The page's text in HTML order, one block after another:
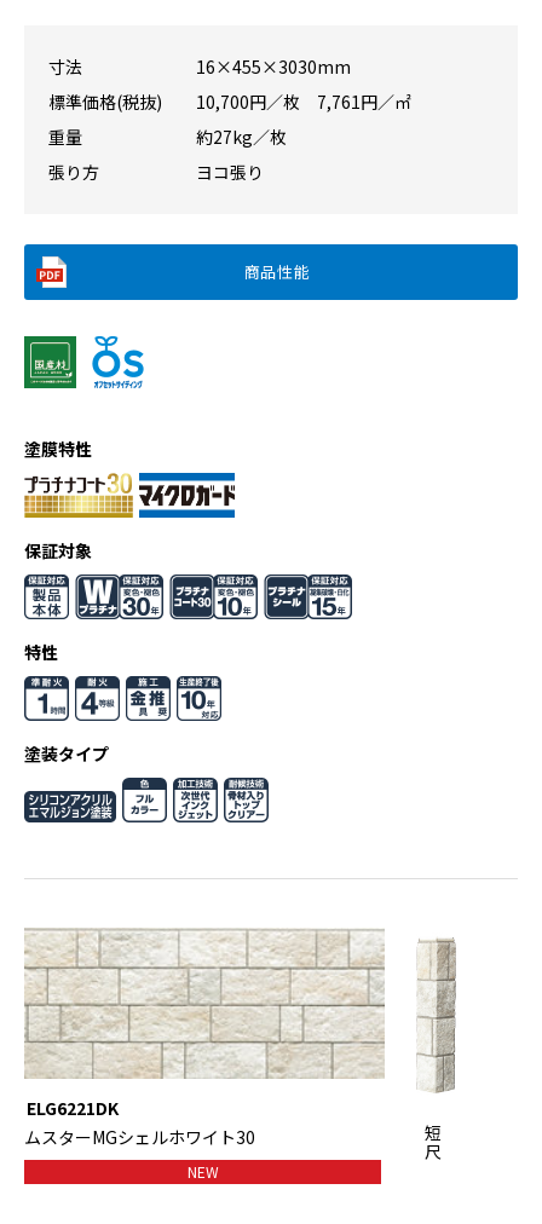
寸法
16×455×3030mm
標準価格(税抜)
10,700円／枚 7,761円／㎡
重量
約27kg／枚
張り方
ヨコ張り
商品性能
塗膜特性
保証対象
特性
塗装タイプ
短
尺
ELG6221DK
ムスターMGシェルホワイト30
NEW